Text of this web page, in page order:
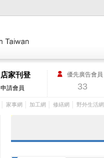
店家刊登
申請會員
優先廣告會員
33
家事網 加工網 修繕網 野外生活網